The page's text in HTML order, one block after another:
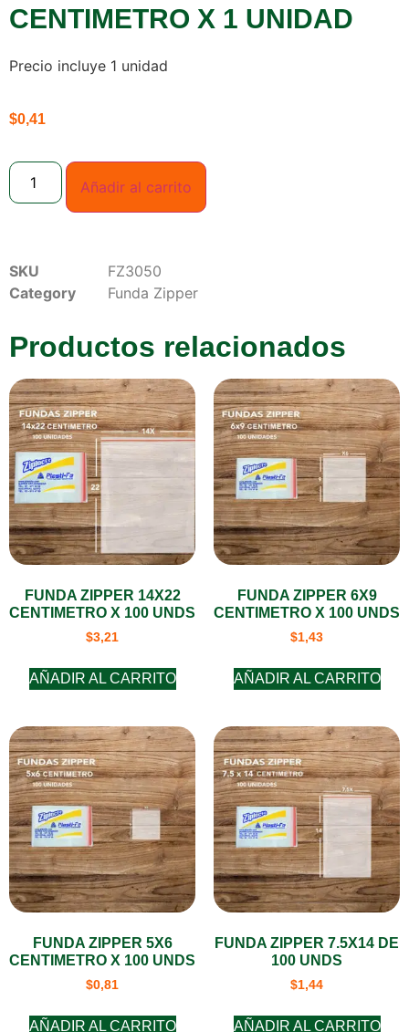
CENTIMETRO X 1 UNIDAD
Precio incluye 1 unidad
$0,41
Añadir al carrito
SKU
FZ3050
Category
Funda Zipper
Productos relacionados
FUNDA ZIPPER 14X22
CENTIMETRO X 100 UNDS
$3,21
AÑADIR AL CARRITO
FUNDA ZIPPER 6X9
CENTIMETRO X 100 UNDS
$1,43
AÑADIR AL CARRITO
FUNDA ZIPPER 5X6
CENTIMETRO X 100 UNDS
$0,81
AÑADIR AL CARRITO
FUNDA ZIPPER 7.5X14 DE
100 UNDS
$1,44
AÑADIR AL CARRITO